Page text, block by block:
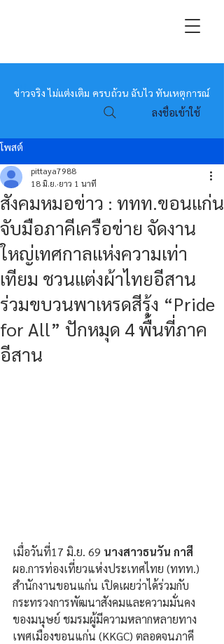
หมอข่าว
ข่าวจริง ไม่แต่งเติม ครบถ้วน ฉับไว ทันเหตุการณ์
ลงชื่อเข้าใช้
โพสต์
สังคมหมอข่าว : ททท.ขอนแก่น
จับมือภาคีเครือข่าย จัดงาน
ใหญ่เทศกาลแห่งความเท่า
เทียม ชวนแต่งผ้าไทยอีสาน
ร่วมขบวนพาเหรดสีรุ้ง “Pride
for All” ปักหมุด 4 พื้นที่ภาค
อีสาน
pittaya7988
18 มิ.ย. ยาว 1 นาที
เมื่อวันที่17 มิ.ย. 69 นางสาวธนวัน กาสี
ผอ.การท่องเที่ยวแห่งประเทศไทย (ททท.)
สำนักงานขอนแก่น เปิดเผยว่าได้ร่วมกับ
กระทรวงการพัฒนาสังคมและความมั่นคง
ของมนุษย์ ชมรมผู้มีความหลากหลายทาง
เพศเมืองขอนแก่น (KKGC) ตลอดจนภาคี